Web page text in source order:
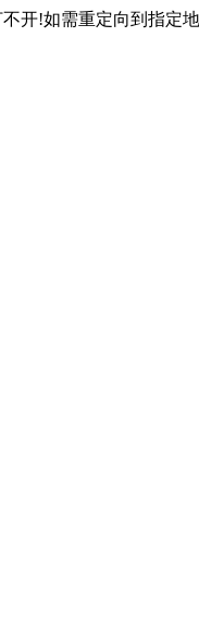
开!如需重定向到指定